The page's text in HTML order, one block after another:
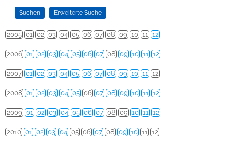
2005 01 02 03 04 05 06 07 08 09 10 11 12
2006 01 02 03 04 05 06 07 08 09 10 11 12
2007 01 02 03 04 05 06 07 08 09 10 11 12
2008 01 02 03 04 05 06 07 08 09 10 11 12
2009 01 02 03 04 05 06 07 08 09 10 11 12
2010 01 02 03 04 05 06 07 08 09 10 11 12